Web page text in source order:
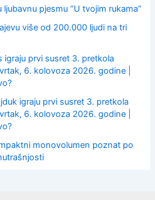
pjesmu “U tvojim rukama”
više od 200.000 ljudi na tri
igraju prvi susret 3. pretkola
6. kolovoza 2026. godine |
igraju prvi susret 3. pretkola
6. kolovoza 2026. godine |
monovolumen poznat po